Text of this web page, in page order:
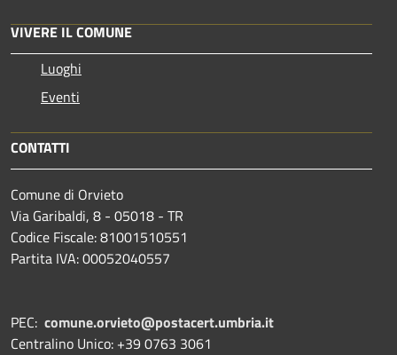
VIVERE IL COMUNE
Luoghi
Eventi
CONTATTI
Comune di Orvieto
Via Garibaldi, 8 - 05018 - TR
Codice Fiscale: 81001510551
Partita IVA: 00052040557
PEC: comune.orvieto@postacert.umbria.it
Centralino Unico: +39 0763 3061